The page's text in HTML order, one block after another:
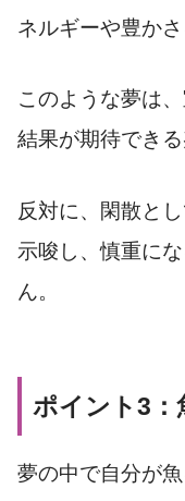
ネルギーや豊か
このような夢は
結果が期待でき
反対に、閑散と
示唆し、慎重に
ん。
ポイント3：
夢の中で自分が